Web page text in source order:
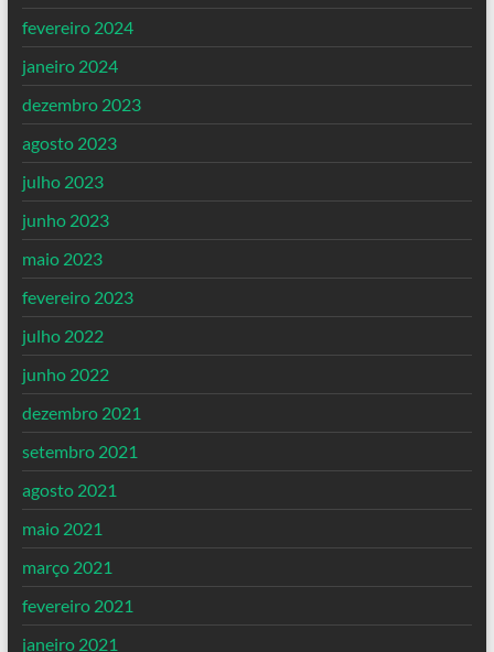
fevereiro 2024
janeiro 2024
dezembro 2023
agosto 2023
julho 2023
junho 2023
maio 2023
fevereiro 2023
julho 2022
junho 2022
dezembro 2021
setembro 2021
agosto 2021
maio 2021
março 2021
fevereiro 2021
janeiro 2021